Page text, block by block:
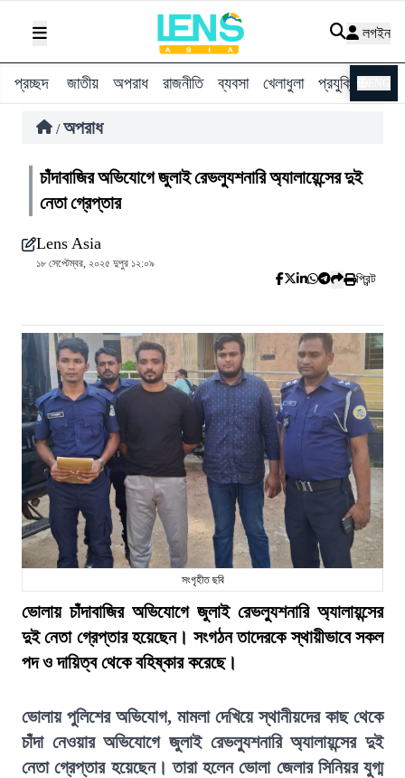
লগইন
প্রচ্ছদ জাতীয় অপরাধ রাজনীতি ব্যবসা খেলাধুলা প্রযুক্তি
/ অপরাধ
চাঁদাবাজির অভিযোগে জুলাই রেভল্যুশনারি অ্যালায়েন্সের দুই
নেতা গ্রেপ্তার
Lens Asia
১৮ সেপ্টেম্বর, ২০২৫ দুপুর ১২:০৯
প্রিন্ট
সংগৃহীত ছবি
ভোলায় চাঁদাবাজির অভিযোগে জুলাই রেভল্যুশনারি অ্যালায়ন্সের
দুই নেতা গ্রেপ্তার হয়েছেন। সংগঠন তাদেরকে স্থায়ীভাবে সকল
পদ ও দায়িত্ব থেকে বহিষ্কার করেছে।
ভোলায় পুলিশের অভিযোগ, মামলা দেখিয়ে স্থানীয়দের কাছ থেকে
চাঁদা নেওয়ার অভিযোগে জুলাই রেভল্যুশনারি অ্যালায়ন্সের দুই
নেতা গ্রেপ্তার হয়েছেন। তারা হলেন ভোলা জেলার সিনিয়র যুগ্ম